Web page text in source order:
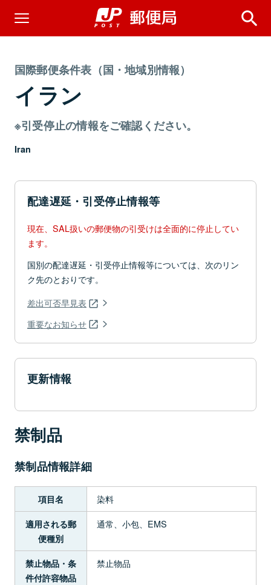
国際郵便条件表（国・地域別情報）
イラン
※引受停止の情報をご確認ください。
Iran
配達遅延・引受停止情報等
現在、SAL扱いの郵便物の引受けは全面的に停止してい
ます。
国別の配達遅延・引受停止情報等については、次のリン
ク先のとおりです。
差出可否早見表
重要なお知らせ
更新情報
禁制品
禁制品情報詳細
項目名 染料
適用される郵
便種別
通常、小包、EMS
禁止物品・条
件付許容物品
禁止物品